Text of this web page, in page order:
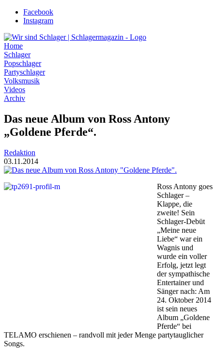
Zum
Inhalt
Facebook
Instagram
Home
Schlager
Popschlager
Partyschlager
Volksmusik
Videos
Archiv
Das neue Album von Ross Antony
„Goldene Pferde“.
Redaktion
03.11.2014
Ross Antony goes
Schlager –
Klappe, die
zweite! Sein
Schlager-Debüt
„Meine neue
Liebe“ war ein
Wagnis und
wurde ein voller
Erfolg, jetzt legt
der sympathische
Entertainer und
Sänger nach: Am
24. Oktober 2014
ist sein neues
Album „Goldene
Pferde“ bei
TELAMO erschienen – randvoll mit jeder Menge partytauglicher
Songs.